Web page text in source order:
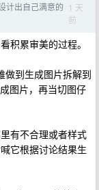
计出自己满意的 1 天
前
积累审美的过程。
做到生成图片拆解到
图片，再当切图仔
有不合理或者样式
它根据讨论结果生